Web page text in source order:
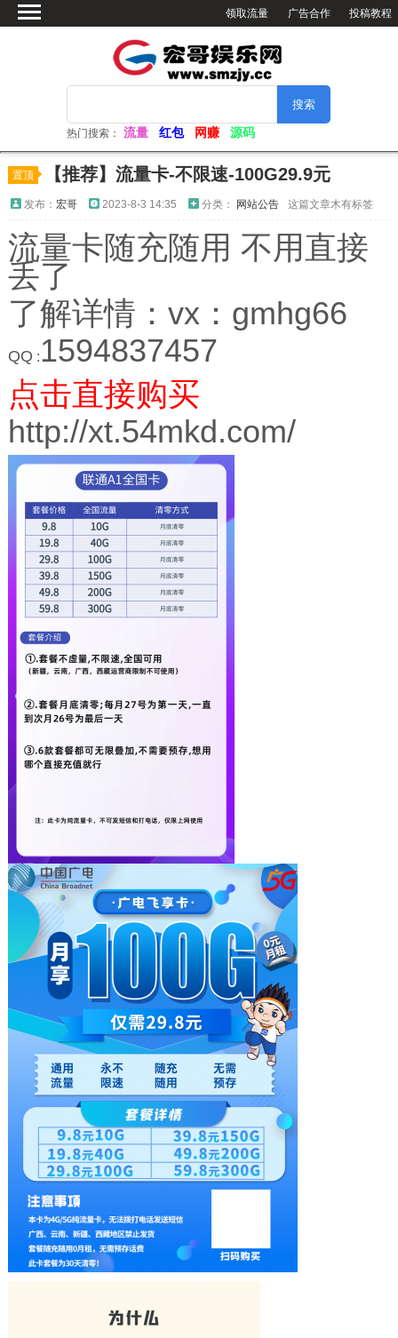
投稿教程
广告合作
领取流量
热门搜索： 流量 红包 网赚 源码
网站源码
视频解析
电脑壁纸
置顶 【推荐】流量卡-不限速-100G29.9元
发布： 宏哥 2023-8-3 14:35 分类： 网站公告 这篇文章木有标签
流量卡随充随用 不用直接
丢了
了解详情：vx：gmhg66
QQ :1594837457
点击直接购买
http://xt.54mkd.com/